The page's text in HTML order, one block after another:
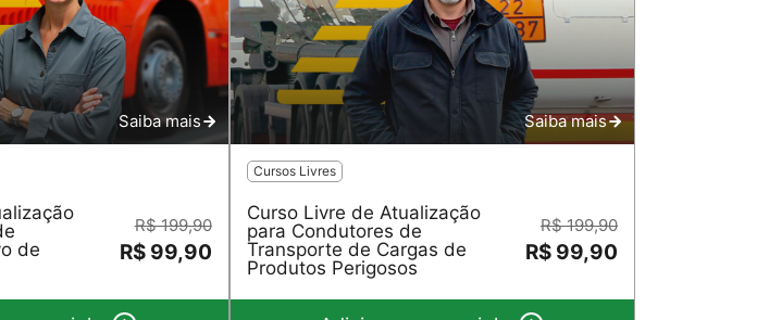
Saiba mais
de
R$ 199,90
R$ 99,90
Saiba mais
Cursos Livres
Curso Livre de Atualização
para Condutores de
Transporte de Cargas de
Produtos Perigosos
R$ 199,90
R$ 99,90